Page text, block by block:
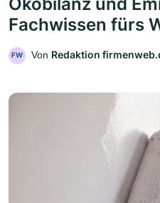
Fachwissen fürs
FW Von Redaktion